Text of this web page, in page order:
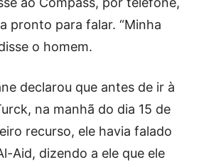
pronto para falar. “Minha
o homem.
declarou que antes de ir à
na manhã do dia 15 de
recurso, ele havia falado
Aid, dizendo a ele que ele